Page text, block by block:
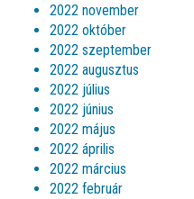
2022 november
2022 október
2022 szeptember
2022 augusztus
2022 július
2022 június
2022 május
2022 április
2022 március
2022 február